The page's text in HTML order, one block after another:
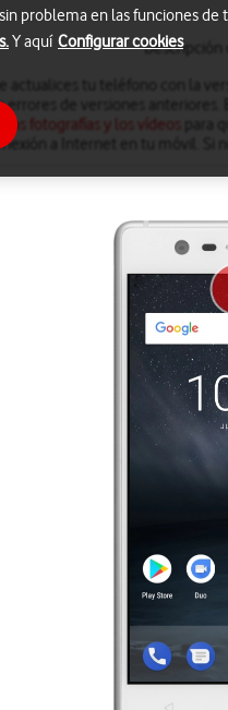
Descripción
de versiones anteriores.
las fotografías y los vídeos
para
a Internet en tu móvil. Si
problema en las funciones
Y aquí Configurar cookies